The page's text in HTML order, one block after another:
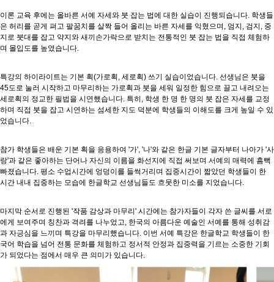
이론 교육 후에는 올바른 서예 자세와 붓 잡는 법에 대한 실습이 진행되습니다. 학생들
은 허리를 곧게 펴고 팔꿈치를 살짝 들어 올리는 바른 자세를 익혔으며, 엄지, 검지, 중
지로 붓대를 잡고 약지와 새끼손가락으로 받치는 전통적인 붓 잡는 법을 직접 체험하
며 몰입도를 높였습니다.
특강의 하이라이트는 기본 획(가로획, 세로획) 쓰기 실습이었습니다. 선생님은 붓을
45도로 눌러 시작하고 마무리하는 가로획과 붓을 세워 일정한 힘으로 끌고 내려오는
세로획의 정교한 필법을 시연했습니다. 특히, 학생 한 명 한 명의 붓 잡은 자세를 교정
하며 직접 붓을 잡고 시연하는 섬세한 지도 덕분에 학생들의 이해도를 크게 높일 수 있
었습니다.
참가 학생들은 배운 기본 획을 응용하여 '가', '나'와 같은 한글 기본 글자부터 나아가 '사
랑'과 같은 좋아하는 단어나 자신의 이름을 화선지에 직접 써보며 서예의 매력에 흠뻑
빠졌습니다. 평소 수업시간에 엉덩이를 들썩거리며 집중시간이 짧았던 학생들이 한
시간 내내 집중하는 모습에 한글학교 선생님들도 흐뭇한 미소를 지었습니다.
마지막 순서로 진행된 '작품 감상과 마무리' 시간에는 참가자들이 각자 쓴 글씨를 서로
에게 보여주며 칭찬과 격려를 나누었고, 한국의 아름다운 예술인 서예를 통해 성취감
과 자긍심을 느끼며 특강을 마무리했습니다. 이번 서예 특강은 한글학교 학생들이 한
국어 학습을 넘어 전통 문화를 체험하고 정서적 안정과 집중력을 기르는 소중한 기회
가 되었다는 점에서 매우 큰 의미가 있습니다.